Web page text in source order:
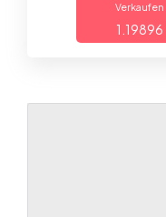
Verkaufen
1.19896